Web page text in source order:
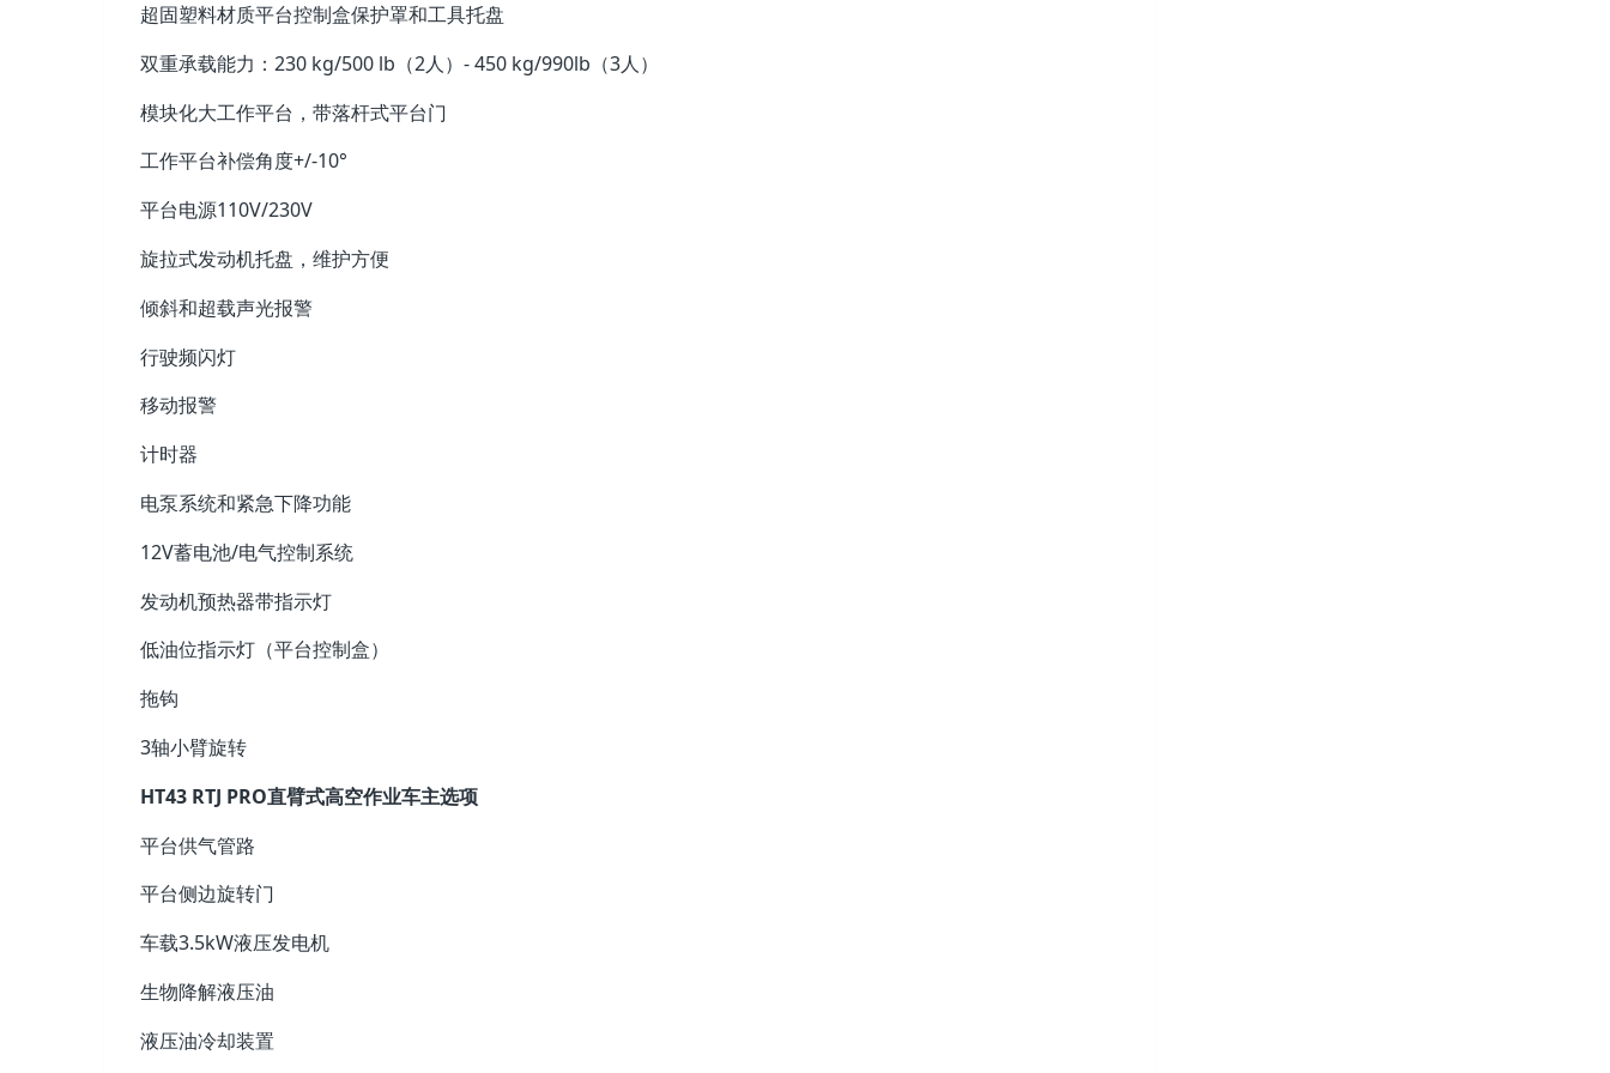
超固塑料材质平台控制盒保护罩和工具托盘
双重承载能力：230 kg/500 lb（2人）- 450 kg/990lb（3人）
模块化大工作平台，带落杆式平台门
工作平台补偿角度+/-10°
平台电源110V/230V
旋拉式发动机托盘，维护方便
倾斜和超载声光报警
行驶频闪灯
移动报警
计时器
电泵系统和紧急下降功能
12V蓄电池/电气控制系统
发动机预热器带指示灯
低油位指示灯（平台控制盒）
拖钩
3轴小臂旋转
HT43 RTJ PRO直臂式高空作业车主选项
平台供气管路
平台侧边旋转门
车载3.5kW液压发电机
生物降解液压油
液压油冷却装置